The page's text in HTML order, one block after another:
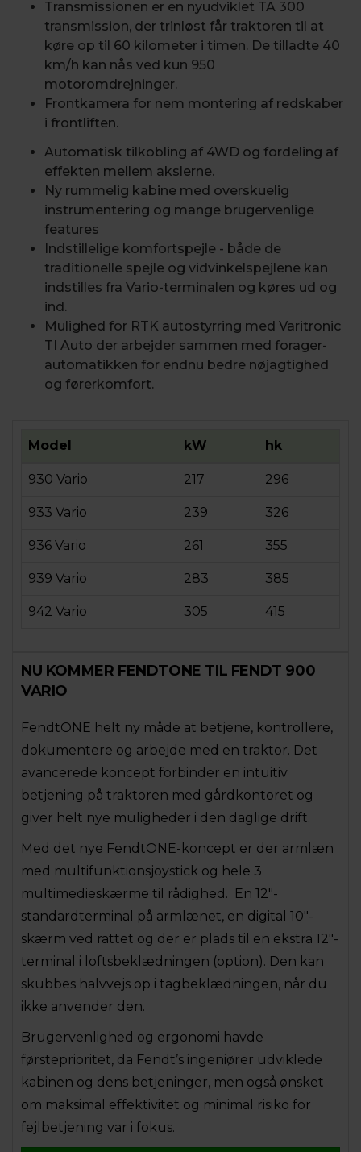
Transmissionen er en nyudviklet TA 300
transmission, der trinløst får traktoren til at
køre op til 60 kilometer i timen. De tilladte 40
km/h kan nås ved kun 950
motoromdrejninger.
Frontkamera for nem montering af redskaber
i frontliften.
Automatisk tilkobling af 4WD og fordeling af
effekten mellem akslerne.
Ny rummelig kabine med overskuelig
instrumentering og mange brugervenlige
features
Indstillelige komfortspejle - både de
traditionelle spejle og vidvinkelspejlene kan
indstilles fra Vario-terminalen og køres ud og
ind.
Mulighed for RTK autostyrring med Varitronic
TI Auto der arbejder sammen med forager-
automatikken for endnu bedre nøjagtighed
og førerkomfort.
Model kW hk
930 Vario 217 296
933 Vario 239 326
936 Vario 261 355
939 Vario 283 385
942 Vario 305 415
NU KOMMER FENDTONE TIL FENDT 900
VARIO
FendtONE helt ny måde at betjene, kontrollere,
dokumentere og arbejde med en traktor. Det
avancerede koncept forbinder en intuitiv
betjening på traktoren med gårdkontoret og
giver helt nye muligheder i den daglige drift.
Med det nye FendtONE-koncept er der armlæn
med multifunktionsjoystick og hele 3
multimedieskærme til rådighed. En 12"-
standardterminal på armlænet, en digital 10"-
skærm ved rattet og der er plads til en ekstra 12"-
terminal i loftsbeklædningen (option). Den kan
skubbes halvvejs op i tagbeklædningen, når du
ikke anvender den.
Brugervenlighed og ergonomi havde
førsteprioritet, da Fendt’s ingeniører udviklede
kabinen og dens betjeninger, men også ønsket
om maksimal effektivitet og minimal risiko for
fejlbetjening var i fokus.